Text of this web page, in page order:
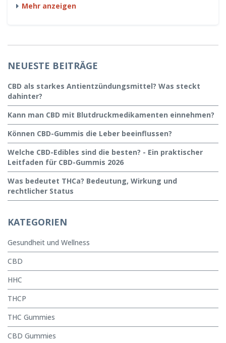
Mehr anzeigen
NEUESTE BEITRÄGE
CBD als starkes Antientzündungsmittel? Was steckt
dahinter?
Kann man CBD mit Blutdruckmedikamenten einnehmen?
Können CBD-Gummis die Leber beeinflussen?
Welche CBD-Edibles sind die besten? - Ein praktischer
Leitfaden für CBD-Gummis 2026
Was bedeutet THCa? Bedeutung, Wirkung und
rechtlicher Status
KATEGORIEN
Gesundheit und Wellness
CBD
HHC
THCP
THC Gummies
CBD Gummies